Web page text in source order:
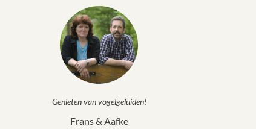
Genieten van vogelgeluiden!
Frans & Aafke